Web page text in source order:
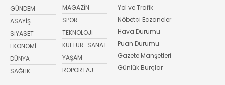
GÜNDEM
ASAYİŞ
SİYASET
EKONOMİ
DÜNYA
SAĞLIK
MAGAZİN
SPOR
TEKNOLOJİ
KÜLTÜR-SANAT
YAŞAM
RÖPORTAJ
Yol ve Trafik
Nöbetçi Eczaneler
Hava Durumu
Puan Durumu
Gazete Manşetleri
Günlük Burçlar